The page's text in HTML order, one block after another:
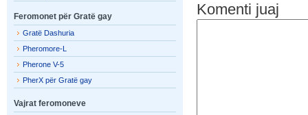
Komenti juaj
Feromonet për Gratë gay
Gratë Dashuria
Pheromore-L
Pherone V-5
PherX për Gratë gay
Vajrat feromoneve